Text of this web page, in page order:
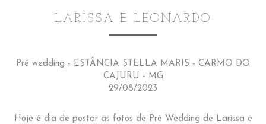
LARISSA E LEONARDO
Pré wedding - ESTÂNCIA STELLA MARIS - CARMO DO
CAJURU - MG
29/08/2023
Hoje é dia de postar as fotos de Pré Wedding de Larissa e